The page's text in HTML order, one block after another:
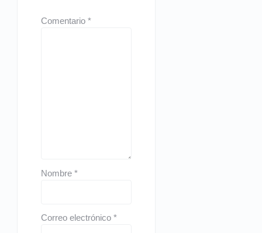
Comentario*
Nombre*
Correo electrónico*